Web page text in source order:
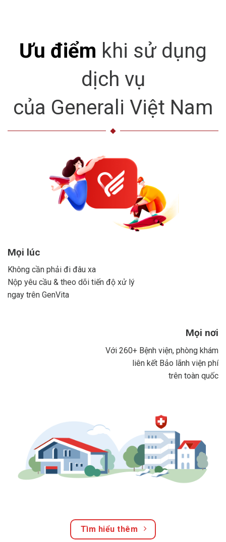
Ưu điểm khi sử dụng
dịch vụ
của Generali Việt Nam
Mọi lúc
Không cần phải đi đâu xa
Nộp yêu cầu & theo dõi tiến độ xử lý
ngay trên GenVita
Mọi nơi
Với 260+ Bệnh viện, phòng khám
liên kết Bảo lãnh viện phí
trên toàn quốc
Tìm hiểu thêm